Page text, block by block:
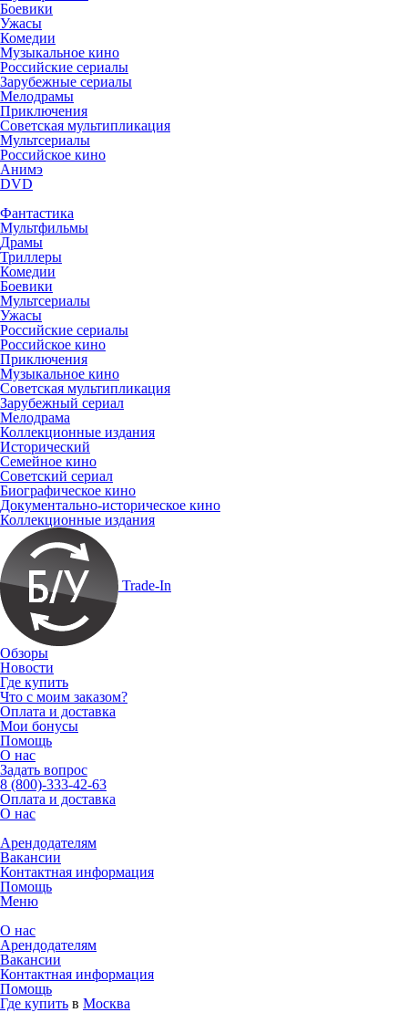
Боевики
Ужасы
Комедии
Музыкальное кино
Российские сериалы
Зарубежные сериалы
Мелодрамы
Приключения
Советская мультипликация
Мультсериалы
Российское кино
Анимэ
DVD
Фантастика
Мультфильмы
Драмы
Триллеры
Комедии
Боевики
Мультсериалы
Ужасы
Российские сериалы
Российское кино
Приключения
Музыкальное кино
Советская мультипликация
Зарубежный сериал
Мелодрама
Коллекционные издания
Исторический
Семейное кино
Советский сериал
Биографическое кино
Документально-историческое кино
Коллекционные издания
Trade-In
Обзоры
Новости
Где купить
Что с моим заказом?
Оплата и доставка
Мои бонусы
Помощь
О нас
Задать вопрос
8 (800)-333-42-63
Оплата и доставка
О нас
Арендодателям
Вакансии
Контактная информация
Помощь
Меню
О нас
Арендодателям
Вакансии
Контактная информация
Помощь
Где купить в Москва